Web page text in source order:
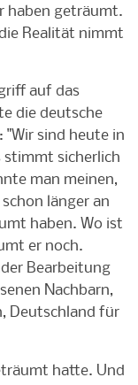
haben geträumt.
Realität nimmt
auf das
die deutsche
"Wir sind heute in
stimmt sicherlich
man meinen,
länger an
haben. Wo ist
er noch.
Bearbeitung
Nachbarn,
Deutschland für
hatte. Und